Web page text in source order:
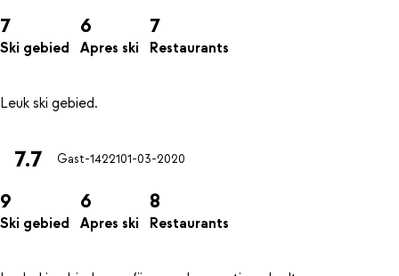
7
Ski gebied
6
Apres ski
7
Restaurants
7.7 Gast-1422101-03-2020
9
Ski gebied
6
Apres ski
8
Restaurants